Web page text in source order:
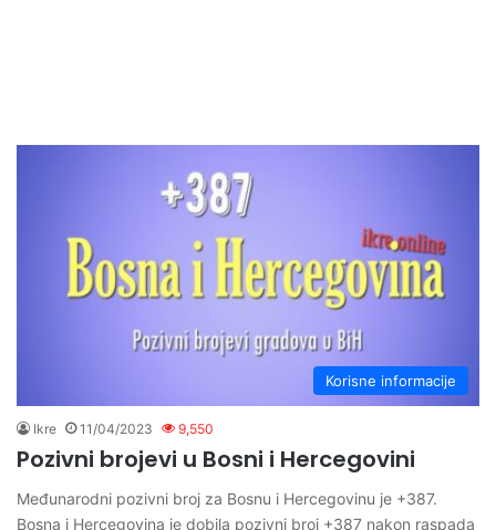
Korisne informacije
Ikre 11/04/2023 9,550
Pozivni brojevi u Bosni i Hercegovini
Međunarodni pozivni broj za Bosnu i Hercegovinu je +387.
Bosna i Hercegovina je dobila pozivni broj +387 nakon raspada